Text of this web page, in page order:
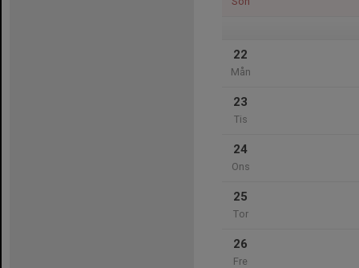
22
Mån
23
Tis
24
Ons
25
Tor
26
Fre